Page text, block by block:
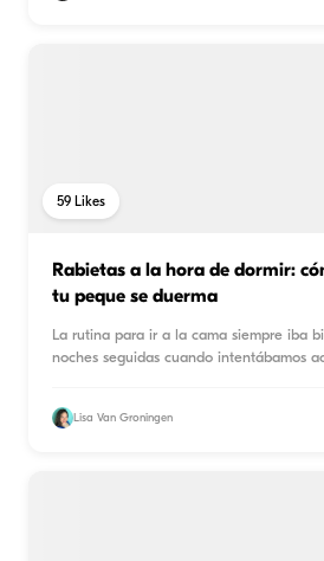
59 Likes
Rabietas a la hora de dormir:
tu peque se duerma
La rutina para ir a la cama siempre iba
noches seguidas cuando intentábamos
Lisa Van Groningen